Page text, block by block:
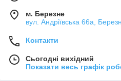
м. Березне
вул. Андріївська 66а,
Контакти
Сьогодні вихідний
Показати весь графік